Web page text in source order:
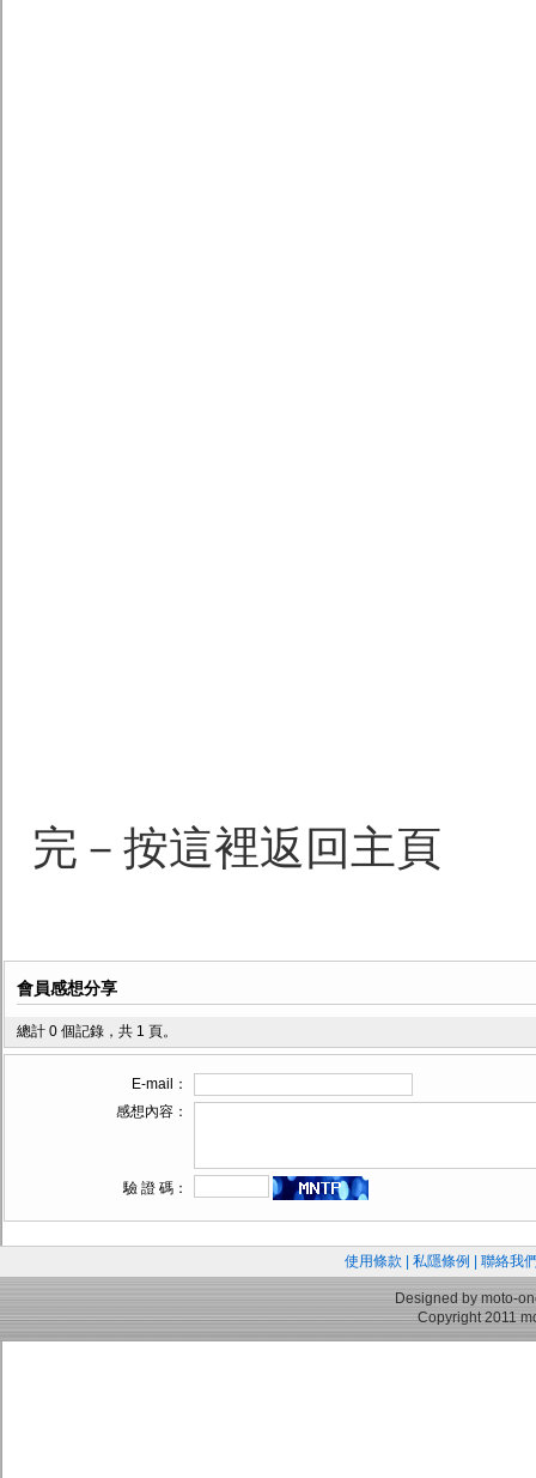
完－按這裡返回主頁
會員感想分享
總計 0 個記錄，共 1 頁。
E-mail：
感想內容：
驗 證 碼：
使用條款 私隱條例 聯絡我
Designed by moto-
Copyright 2011